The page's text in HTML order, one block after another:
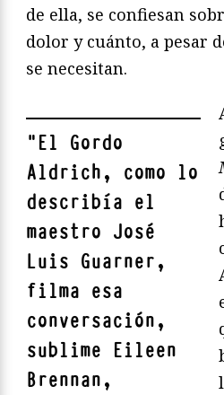
de ella, se confiesan
dolor y cuánto, a pesar
se necesitan.
"El Gordo
Aldrich, como lo
describía el
maestro José
Luis Guarner,
filma esa
conversación,
sublime Eileen
Brennan,